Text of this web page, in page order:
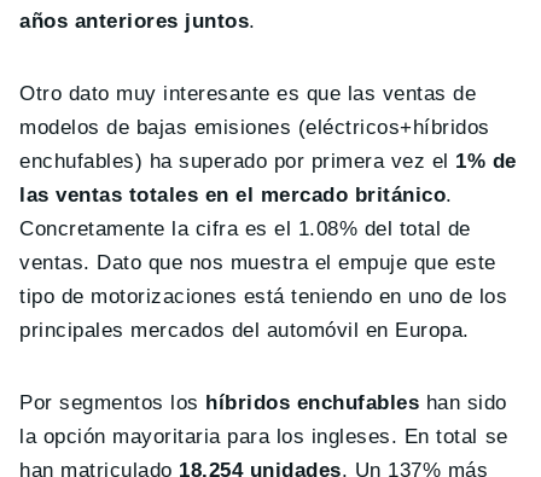
años anteriores juntos.
Otro dato muy interesante es que las ventas de
modelos de bajas emisiones (eléctricos+híbridos
enchufables) ha superado por primera vez el 1% de
las ventas totales en el mercado británico.
Concretamente la cifra es el 1.08% del total de
ventas. Dato que nos muestra el empuje que este
tipo de motorizaciones está teniendo en uno de los
principales mercados del automóvil en Europa.
Por segmentos los híbridos enchufables han sido
la opción mayoritaria para los ingleses. En total se
han matriculado 18.254 unidades. Un 137% más